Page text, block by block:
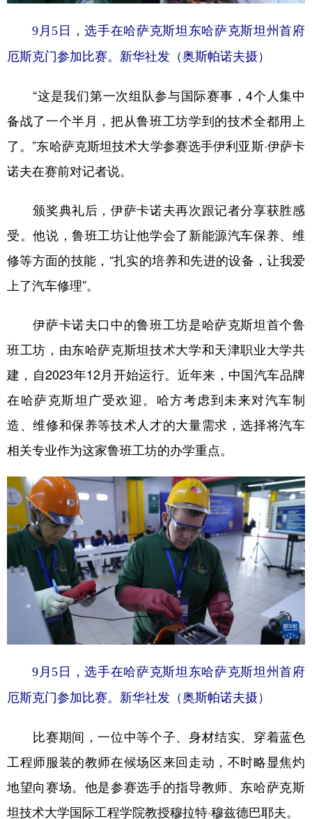
9月5日，选手在哈萨克斯坦东哈萨克斯坦州首府
厄斯克门参加比赛。新华社发（奥斯帕诺夫摄）
“这是我们第一次组队参与国际赛事，4个人集中
备战了一个半月，把从鲁班工坊学到的技术全都用上
了。”东哈萨克斯坦技术大学参赛选手伊利亚斯·伊萨卡
诺夫在赛前对记者说。
颁奖典礼后，伊萨卡诺夫再次跟记者分享获胜感
受。他说，鲁班工坊让他学会了新能源汽车保养、维
修等方面的技能，“扎实的培养和先进的设备，让我爱
上了汽车修理”。
伊萨卡诺夫口中的鲁班工坊是哈萨克斯坦首个鲁
班工坊，由东哈萨克斯坦技术大学和天津职业大学共
建，自2023年12月开始运行。近年来，中国汽车品牌
在哈萨克斯坦广受欢迎。哈方考虑到未来对汽车制
造、维修和保养等技术人才的大量需求，选择将汽车
相关专业作为这家鲁班工坊的办学重点。
9月5日，选手在哈萨克斯坦东哈萨克斯坦州首府
厄斯克门参加比赛。新华社发（奥斯帕诺夫摄）
比赛期间，一位中等个子、身材结实、穿着蓝色
工程师服装的教师在候场区来回走动，不时略显焦灼
地望向赛场。他是参赛选手的指导教师、东哈萨克斯
坦技术大学国际工程学院教授穆拉特·穆兹德巴耶夫。